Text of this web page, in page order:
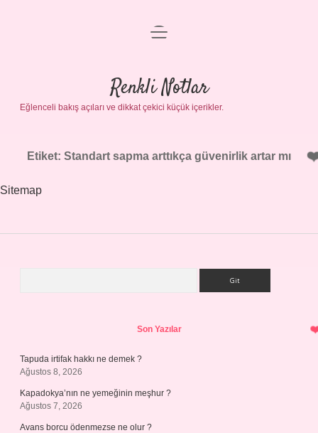
Gizlilik Politikası
Yasal Uyarı
menüyü
Renkli Notlar
Eğlenceli bakış açıları ve dikkat çekici küçük içerikler.
Etiket: Standart sapma arttıkça güvenirlik artar mı
Sitemap
Son Yazılar
Tapuda irtifak hakkı ne demek ?
Ağustos 8, 2026
Kapadokya’nın ne yemeğinin meşhur ?
Ağustos 7, 2026
Avans borcu ödenmezse ne olur ?